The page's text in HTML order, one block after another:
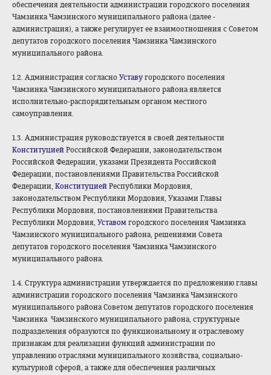
обеспечения деятельности администрации городского поселения
Чамзинка Чамзинского муниципального района (далее -
администрация), а также регулирует ее взаимоотношения с Советом
депутатов городского поселения Чамзинка Чамзинского
муниципального района.
1.2. Администрация согласно Уставу городского поселения
Чамзинка Чамзинского муниципального района является
исполнительно-распорядительным органом местного
самоуправления.
1.3. Администрация руководствуется в своей деятельности
Конституцией Российской Федерации, законодательством
Российской Федерации, указами Президента Российской
Федерации, постановлениями Правительства Российской
Федерации, Конституцией Республики Мордовия,
законодательством Республики Мордовия, Указами Главы
Республики Мордовия, постановлениями Правительства
Республики Мордовия, Уставом городского поселения Чамзинка
Чамзинского муниципального района, решениями Совета
депутатов городского поселения Чамзинка Чамзинского
муниципального района.
1.4. Структура администрации утверждается по предложению главы
администрации городского поселения Чамзинка Чамзинского
муниципального района Советом депутатов городского поселения
Чамзинка Чамзинского муниципального района, структурные
подразделения образуются по функциональному и отраслевому
признакам для реализации функций администрации по
управлению отраслями муниципального хозяйства, социально-
культурной сферой, а также для обеспечения различных